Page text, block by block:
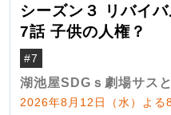
シーズン３ リバイ
7話 子供の人権？
#7
湖池屋SDGｓ劇場サス
2026年8月12日（水）よる